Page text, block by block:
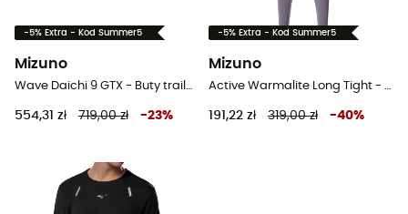
-5% Extra - Kod Summer5
Mizuno
Wave Daichi 9 GTX - Buty trailowe meskie
554,31 zł 719,00 zł -23%
-5% Extra - Kod Summer5
Mizuno
Active Warmalite Long Tight - Legginsy do biegania damskie
191,22 zł 319,00 zł -40%